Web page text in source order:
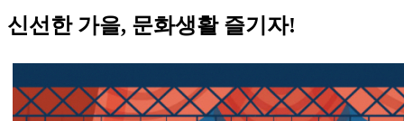
신선한 가을, 문화생활 즐기자!